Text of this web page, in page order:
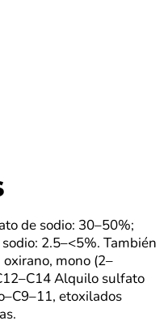
de sodio: 30–50%;
2.5–<5%. También
mono (2–
Alquilo sulfato
etoxilados